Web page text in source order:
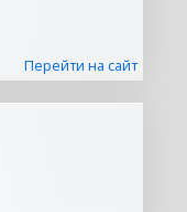
Перейти на сайт